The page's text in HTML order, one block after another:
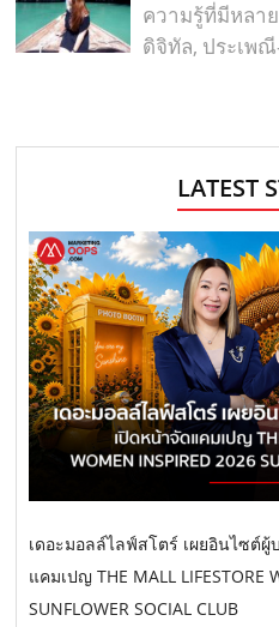
ความรู้ที่มีหลา
ดิจิทัล, ประเพ
LATEST
เดอะมอลล์ไลฟ์สโตร์ เผยอินไซต์
แคมเปญ THE MALL LIFESTORE
SUNFLOWER SOCIAL CLUB